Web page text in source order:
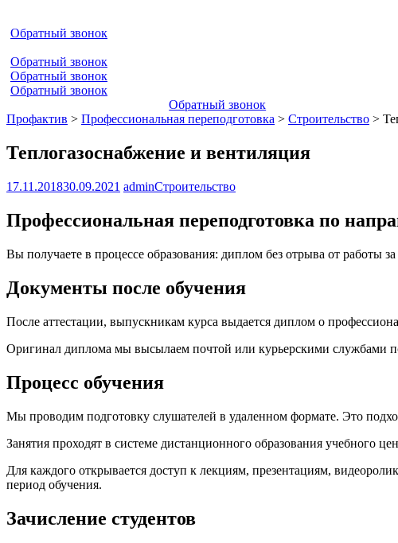
Обратный звонок
Обратный звонок
Обратный звонок
Обратный звонок
Обратный звонок
Профактив > Профессиональная переподготовка > Строительство >
Теплогазоснабжение и вентиляция
17.11.201830.09.2021 adminСтроительство
Профессиональная переподготовка по
Вы получаете в процессе образования: диплом без отрыва от работы
Документы после обучения
После аттестации, выпускникам курса выдается диплом о
Оригинал диплома мы высылаем почтой или курьерскими службами
Процесс обучения
Мы проводим подготовку слушателей в удаленном формате. Это
Занятия проходят в системе дистанционного образования учебного
Для каждого открывается доступ к лекциям, презентациям,
период обучения.
Зачисление студентов